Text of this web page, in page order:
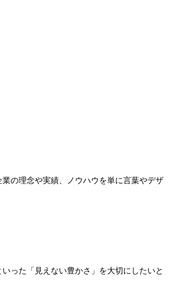
の理念や実績、ノウハウを単に言葉やデザ
った「見えない豊かさ」を大切にしたいと